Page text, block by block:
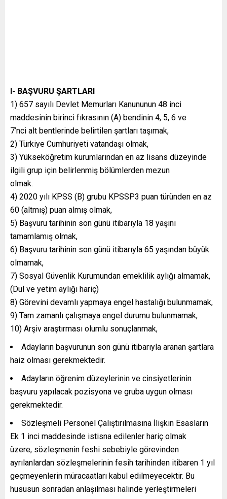
I- BAŞVURU ŞARTLARI
1) 657 sayılı Devlet Memurları Kanununun 48 inci
maddesinin birinci fıkrasının (A) bendinin 4, 5, 6 ve
7’nci alt bentlerinde belirtilen şartları taşımak,
2) Türkiye Cumhuriyeti vatandaşı olmak,
3) Yükseköğretim kurumlarından en az lisans düzeyinde
ilgili grup için belirlenmiş bölümlerden mezun
olmak.
4) 2020 yılı KPSS (B) grubu KPSSP3 puan türünden en az
60 (altmış) puan almış olmak,
5) Başvuru tarihinin son günü itibarıyla 18 yaşını
tamamlamış olmak,
6) Başvuru tarihinin son günü itibarıyla 65 yaşından büyük
olmamak,
7) Sosyal Güvenlik Kurumundan emeklilik aylığı almamak,
(Dul ve yetim aylığı hariç)
8) Görevini devamlı yapmaya engel hastalığı bulunmamak,
9) Tam zamanlı çalışmaya engel durumu bulunmamak,
10) Arşiv araştırması olumlu sonuçlanmak,
Adayların başvurunun son günü itibarıyla aranan şartlara
haiz olması gerekmektedir.
Adayların öğrenim düzeylerinin ve cinsiyetlerinin
başvuru yapılacak pozisyona ve gruba uygun olması
gerekmektedir.
Sözleşmeli Personel Çalıştırılmasına İlişkin Esasların
Ek 1 inci maddesinde istisna edilenler hariç olmak
üzere, sözleşmenin feshi sebebiyle görevinden
ayrılanlardan sözleşmelerinin fesih tarihinden itibaren 1 yıl
geçmeyenlerin müracaatları kabul edilmeyecektir. Bu
hususun sonradan anlaşılması halinde yerleştirmeleri